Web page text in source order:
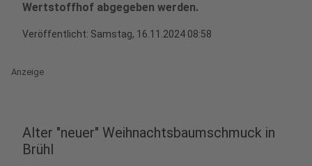
Wertstoffhof abgegeben werden.
Veröffentlicht: Samstag, 16.11.2024 08:58
Anzeige
Alter "neuer" Weihnachtsbaumschmuck in
Brühl